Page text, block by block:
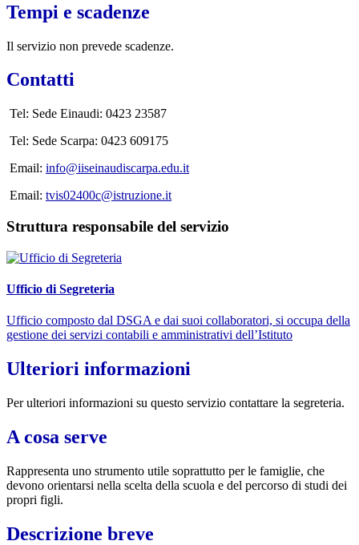
Tempi e scadenze
Il servizio non prevede scadenze.
Contatti
Tel: Sede Einaudi: 0423 23587
Tel: Sede Scarpa: 0423 609175
Email: info@iiseinaudiscarpa.edu.it
Email: tvis02400c@istruzione.it
Struttura responsabile del servizio
Ufficio di Segreteria
Ufficio composto dal DSGA e dai suoi collaboratori, si occupa della
gestione dei servizi contabili e amministrativi dell’Istituto
Ulteriori informazioni
Per ulteriori informazioni su questo servizio contattare la segreteria.
A cosa serve
Rappresenta uno strumento utile soprattutto per le famiglie, che
devono orientarsi nella scelta della scuola e del percorso di studi dei
propri figli.
Descrizione breve